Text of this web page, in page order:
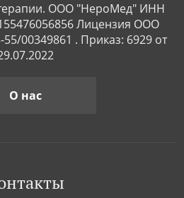
ООО "НероМед" ИНН
Лицензия ООО
00349861 . Приказ: 6929 от
О нас